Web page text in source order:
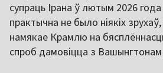
супраць Ірана ў лютым 2026
практычна не было ніякіх
намякае Крамлю на
спроб дамовіцца з